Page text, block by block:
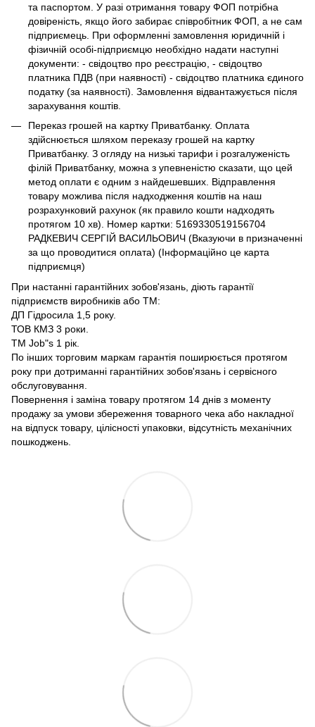
та паспортом. У разі отримання товару ФОП потрібна
довіреність, якщо його забирає співробітник ФОП, а не сам
підприємець. При оформленні замовлення юридичній і
фізичній особі-підприємцю необхідно надати наступні
документи: - свідоцтво про реєстрацію, - свідоцтво
платника ПДВ (при наявності) - свідоцтво платника єдиного
податку (за наявності). Замовлення відвантажується після
зарахування коштів.
Переказ грошей на картку Приватбанку. Оплата
здійснюється шляхом переказу грошей на картку
Приватбанку. З огляду на низькі тарифи і розгалуженість
філій Приватбанку, можна з упевненістю сказати, що цей
метод оплати є одним з найдешевших. Відправлення
товару можлива після надходження коштів на наш
розрахунковий рахунок (як правило кошти надходять
протягом 10 хв). Номер картки: 5169330519156704
РАДКЕВИЧ СЕРГІЙ ВАСИЛЬОВИЧ (Вказуючи в призначенні
за що проводитися оплата) (Інформаційно це карта
підприємця)
При настанні гарантійних зобов'язань, діють гарантії
підприємств виробників або ТМ:
ДП Гідросила 1,5 року.
ТОВ КМЗ 3 роки.
ТМ Job"s 1 рік.
По інших торговим маркам гарантія поширюється протягом
року при дотриманні гарантійних зобов'язань і сервісного
обслуговування.
Повернення і заміна товару протягом 14 днів з моменту
продажу за умови збереження товарного чека або накладної
на відпуск товару, цілісності упаковки, відсутність механічних
пошкоджень.